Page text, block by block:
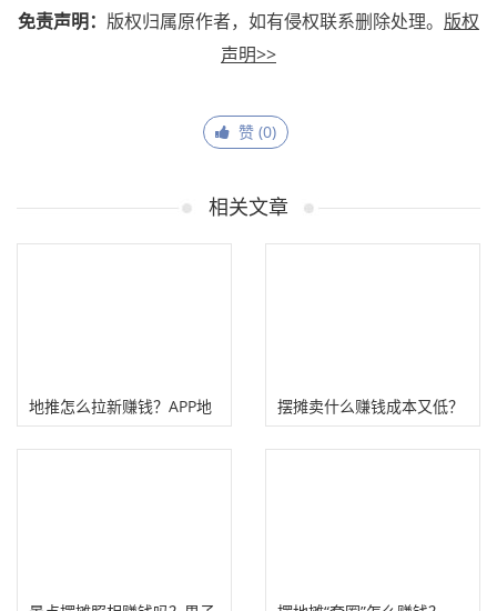
免责声明： 版权归属原作者，如有侵权联系删除处理。 版权
声明>>
赞 (0)
相关文章
地推怎么拉新赚钱？APP地
推赚钱!
摆摊卖什么赚钱成本又低？
十个童叟无欺摆地摊项目